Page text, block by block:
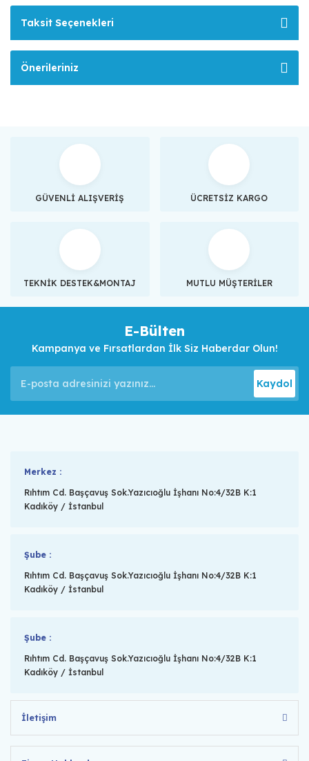
Taksit Seçenekleri
Önerileriniz
GÜVENLİ ALIŞVERİŞ ÜCRETSİZ KARGO
TEKNİK DESTEK&MONTAJ MUTLU MÜŞTERİLER
E-Bülten
Kampanya ve Fırsatlardan İlk Siz Haberdar Olun!
Kaydol
Merkez :
Rıhtım Cd. Başçavuş Sok.Yazıcıoğlu İşhanı No:4/32B K:1
Kadıköy / İstanbul
Şube :
Rıhtım Cd. Başçavuş Sok.Yazıcıoğlu İşhanı No:4/32B K:1
Kadıköy / İstanbul
Şube :
Rıhtım Cd. Başçavuş Sok.Yazıcıoğlu İşhanı No:4/32B K:1
Kadıköy / İstanbul
İletişim